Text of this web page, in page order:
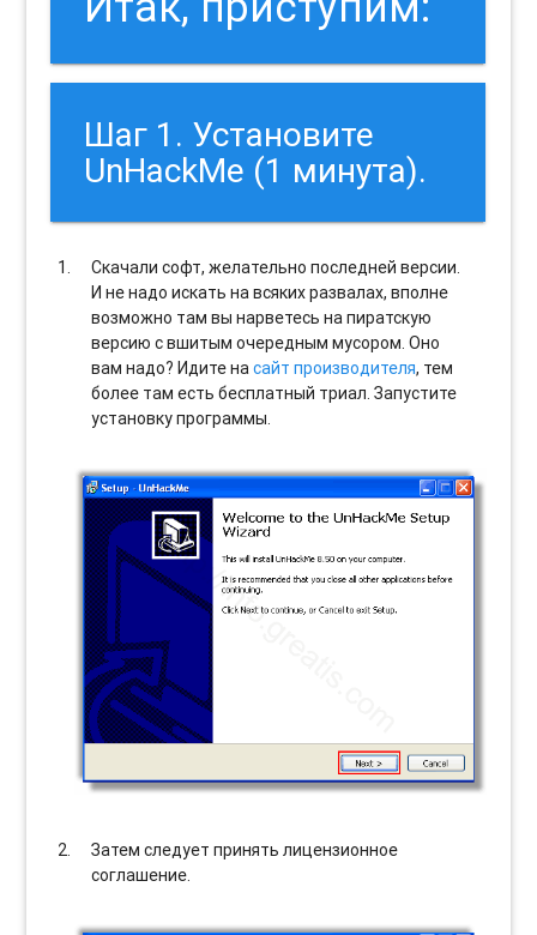
Шаг 1. Установите
UnHackMe (1 минута).
Скачали софт, желательно последней версии.
И не надо искать на всяких развалах, вполне
возможно там вы нарветесь на пиратскую
версию с вшитым очередным мусором. Оно
вам надо? Идите насайт производителя, тем
более там есть бесплатный триал. Запустите
установку программы.
Затем следует принять лицензионное
соглашение.